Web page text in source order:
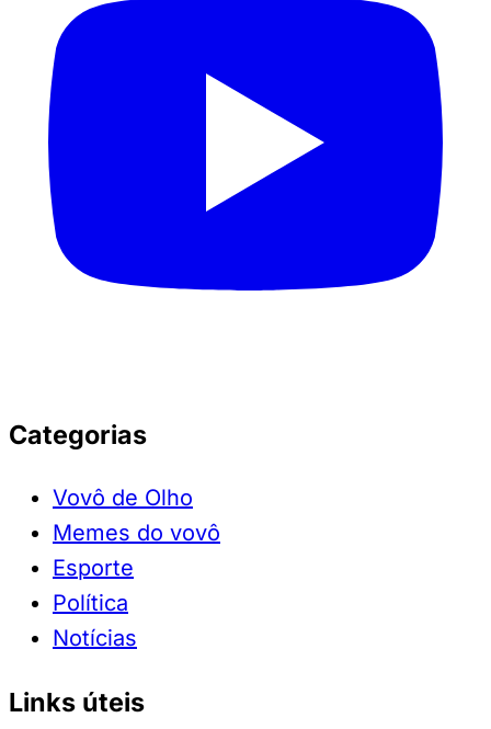
Categorias
Vovô de Olho
Memes do vovô
Esporte
Política
Notícias
Links úteis